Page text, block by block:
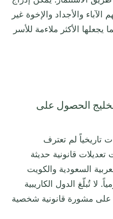
والأجداد والإخوة غير
الأكثر ملاءمة للأسر
الحصول على
تاريخياً لم تعترف
قانونية حديثة
السعودية والكويت
لا تُبلّغ الدول الكاريبية
على مشورة قانونية شخصية